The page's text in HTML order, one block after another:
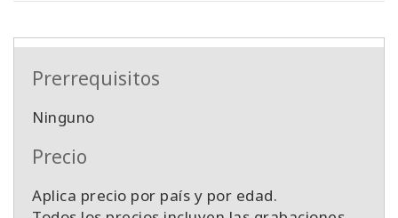
Prerrequisitos
Ninguno
Precio
Aplica precio por país y por edad.